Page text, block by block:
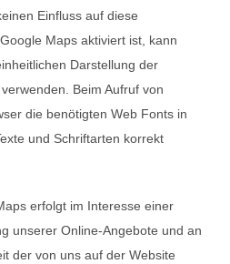
Einfluss auf diese
Maps aktiviert ist, kann
Darstellung der
Beim Aufruf von
die benötigten Web Fonts in
und Schriftarten korrekt
erfolgt im Interesse einer
unserer Online-Angebote und an
der von uns auf der Website